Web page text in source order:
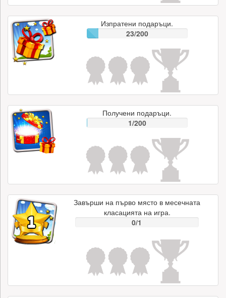
Изпратени подаръци.
23/200
Получени подаръци.
1/200
Завърши на първо място в месечната
класацията на игра.
0/1